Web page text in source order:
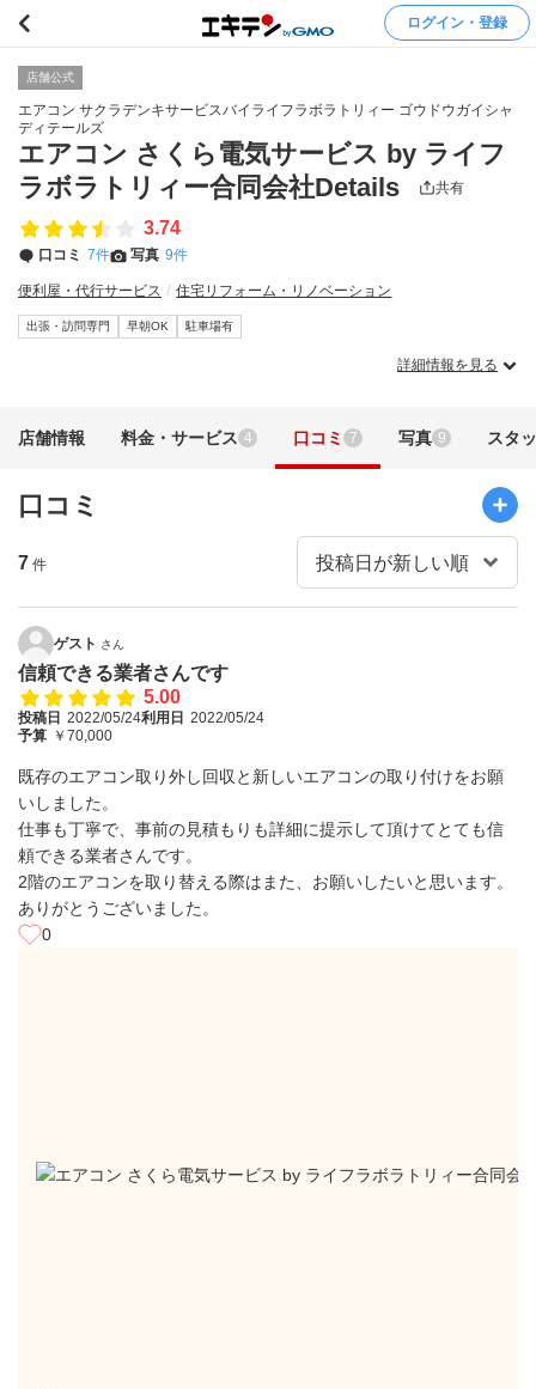
ログイン・登録
店舗公式
エアコン サクラデンキサービスバイライフラボラトリィー ゴウドウガイシャ
ディテールズ
エアコン さくら電気サービス by ライフ
ラボラトリィー合同会社Details
共有
3.74
口コミ 7件 写真 9件
便利屋・代行サービス 住宅リフォーム・リノベーション
出張・訪問専門 早朝OK 駐車場有
詳細情報を見る
店舗情報 料金・サービス 4 口コミ 7 写真 9 スタ
口コミ
7 件
ゲスト さん
信頼できる業者さんです
5.00
投稿日 2022/05/24利用日 2022/05/24
予算 ￥70,000
既存のエアコン取り外し回収と新しいエアコンの取り付けをお願
いしました。
仕事も丁寧で、事前の見積もりも詳細に提示して頂けてとても信
頼できる業者さんです。
2階のエアコンを取り替える際はまた、お願いしたいと思います。
ありがとうございました。
0